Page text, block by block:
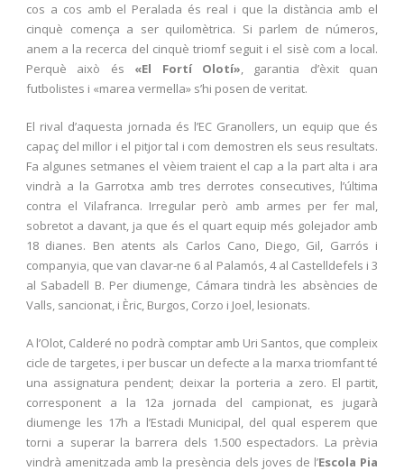
cos a cos amb el Peralada és real i que la distància amb el
cinquè comença a ser quilomètrica. Si parlem de números,
anem a la recerca del cinquè triomf seguit i el sisè com a local.
Perquè això és «El Fortí Olotí», garantia d’èxit quan
futbolistes i «marea vermella» s’hi posen de veritat.
El rival d’aquesta jornada és l’EC Granollers, un equip que és
capaç del millor i el pitjor tal i com demostren els seus resultats.
Fa algunes setmanes el vèiem traient el cap a la part alta i ara
vindrà a la Garrotxa amb tres derrotes consecutives, l’última
contra el Vilafranca. Irregular però amb armes per fer mal,
sobretot a davant, ja que és el quart equip més golejador amb
18 dianes. Ben atents als Carlos Cano, Diego, Gil, Garrós i
companyia, que van clavar-ne 6 al Palamós, 4 al Castelldefels i 3
al Sabadell B. Per diumenge, Cámara tindrà les absències de
Valls, sancionat, i Èric, Burgos, Corzo i Joel, lesionats.
A l’Olot, Calderé no podrà comptar amb Uri Santos, que compleix
cicle de targetes, i per buscar un defecte a la marxa triomfant té
una assignatura pendent; deixar la porteria a zero. El partit,
corresponent a la 12a jornada del campionat, es jugarà
diumenge les 17h a l’Estadi Municipal, del qual esperem que
torni a superar la barrera dels 1.500 espectadors. La prèvia
vindrà amenitzada amb la presència dels joves de l’Escola Pia